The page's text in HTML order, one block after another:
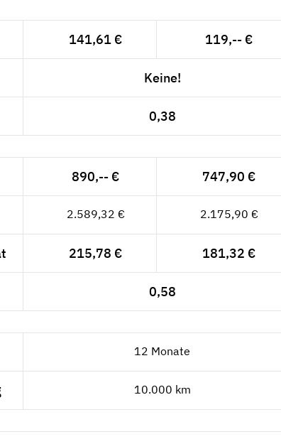
141,61 € 119,-- €
Keine!
0,38
890,-- € 747,90 €
2.589,32 € 2.175,90 €
215,78 € 181,32 €
0,58
12 Monate
10.000 km